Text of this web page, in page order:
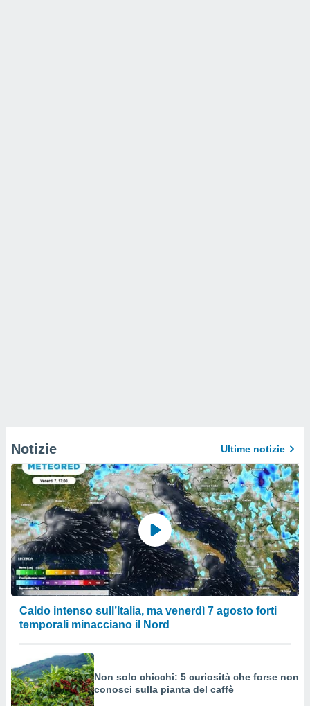
Notizie Ultime notizie
Caldo intenso sull’Italia, ma venerdì 7 agosto forti
temporali minacciano il Nord
Non solo chicchi: 5 curiosità che forse non
conosci sulla pianta del caffè